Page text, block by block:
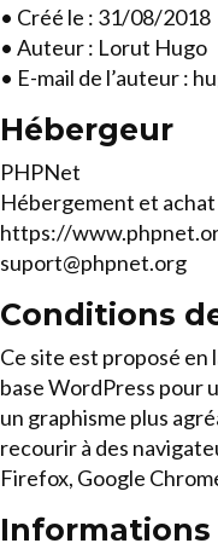
• Créé le : 31/08/2018
• Auteur : Lorut Hugo
• E-mail de l’auteur :
Hébergeur
PHPNet
Hébergement et achat
https://
suport@phpnet.org
Conditions
Ce site est proposé en
base WordPress pour
un graphisme plus
recourir à des
Firefox, Google
Informations